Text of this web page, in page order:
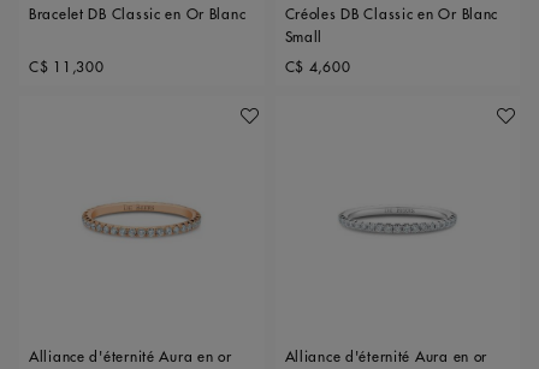
Bracelet DB Classic en Or Blanc
Original price
C$ 11,300
Créoles DB Classic en Or Blanc
Small
Original price
C$ 4,600
Ajouter À Ma Wishlist
Alliance d'éternité Aura en or
Alliance d'éternité Aura en or